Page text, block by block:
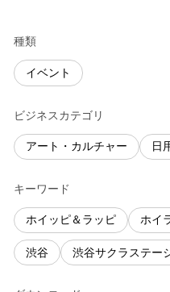
種類
イベント
ビジネスカテゴリ
アート・カルチャー 日
キーワード
ホイッピ＆ラッピ ホイ
渋谷 渋谷サクラステー